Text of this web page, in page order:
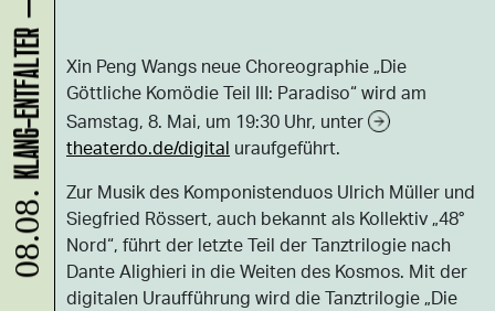
Xin Peng Wangs neue Choreographie „Die
Göttliche Komödie Teil III: Paradiso“ wird am
Samstag, 8. Mai, um 19:30 Uhr, unter
theaterdo.de/digital uraufgeführt.
Zur Musik des Komponistenduos Ulrich Müller und
Siegfried Rössert, auch bekannt als Kollektiv „48°
Nord“, führt der letzte Teil der Tanztrilogie nach
Dante Alighieri in die Weiten des Kosmos. Mit der
digitalen Uraufführung wird die Tanztrilogie „Die
08.08.